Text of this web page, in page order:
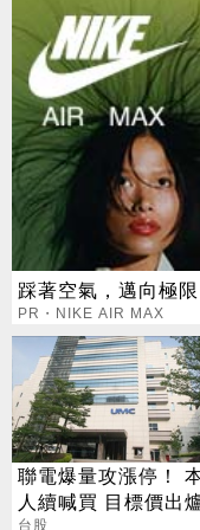
踩著空氣，邁向極
PR・NIKE AIR MAX
聯電爆量攻漲停！
人續喊買 目標價出
台股